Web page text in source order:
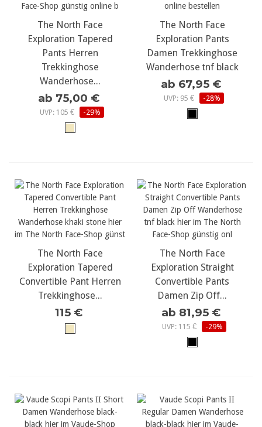
The North Face
Exploration Tapered
Pants Herren
Trekkinghose
Wanderhose...
ab 75,00 €
UVP: 105 € -29%
The North Face
Exploration Pants
Damen Trekkinghose
Wanderhose tnf black
ab 67,95 €
UVP: 95 € -28%
The North Face
Exploration Tapered
Convertible Pant Herren
Trekkinghose...
115 €
The North Face
Exploration Straight
Convertible Pants
Damen Zip Off...
ab 81,95 €
UVP: 115 € -29%